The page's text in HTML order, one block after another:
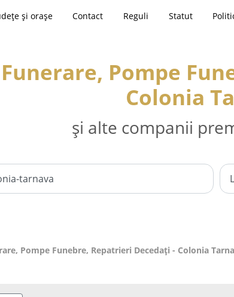
și orașe Contact Reguli Statut
Pompe
Colonia
și alte companii
Pompe Funebre, Repatrieri Decedați - Colonia